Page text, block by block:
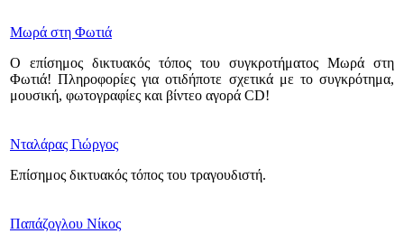
Μωρά στη Φωτιά
Ο επίσημος δικτυακός τόπος του συγκροτήματος Μωρά στη
Φωτιά! Πληροφορίες για οτιδήποτε σχετικά με το συγκρότημα,
μουσική, φωτογραφίες και βίντεο αγορά CD!
Νταλάρας Γιώργος
Επίσημος δικτυακός τόπος του τραγουδιστή.
Παπάζογλου Νίκος